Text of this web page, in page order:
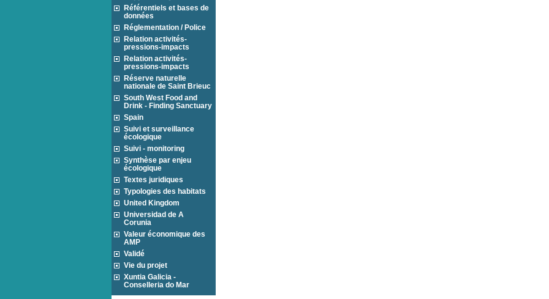
Référentiels et bases de
données
Réglementation / Police
Relation activités-
pressions-impacts
Relation activités-
pressions-impacts
Réserve naturelle
nationale de Saint Brieuc
South West Food and
Drink - Finding Sanctuary
Spain
Suivi et surveillance
écologique
Suivi - monitoring
Synthèse par enjeu
écologique
Textes juridiques
Typologies des habitats
United Kingdom
Universidad de A
Corunia
Valeur économique des
AMP
Validé
Vie du projet
Xuntia Galicia -
Conselleria do Mar